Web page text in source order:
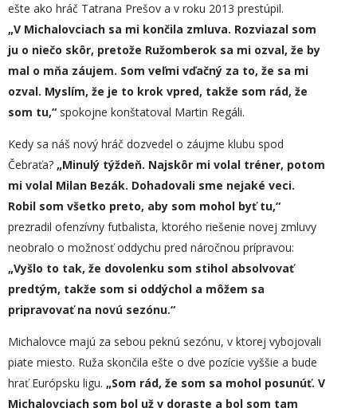
ešte ako hráč Tatrana Prešov a v roku 2013 prestúpil.
„V Michalovciach sa mi končila zmluva. Rozviazal som
ju o niečo skôr, pretože Ružomberok sa mi ozval, že by
mal o mňa záujem. Som veľmi vďačný za to, že sa mi
ozval. Myslím, že je to krok vpred, takže som rád, že
som tu,“ spokojne konštatoval Martin Regáli.
Kedy sa náš nový hráč dozvedel o záujme klubu spod
Čebraťa? „Minulý týždeň. Najskôr mi volal tréner, potom
mi volal Milan Bezák. Dohadovali sme nejaké veci.
Robil som všetko preto, aby som mohol byť tu,“
prezradil ofenzívny futbalista, ktorého riešenie novej zmluvy
neobralo o možnosť oddychu pred náročnou prípravou:
„Vyšlo to tak, že dovolenku som stihol absolvovať
predtým, takže som si oddýchol a môžem sa
pripravovať na novú sezónu.“
Michalovce majú za sebou peknú sezónu, v ktorej vybojovali
piate miesto. Ruža skončila ešte o dve pozície vyššie a bude
hrať Európsku ligu. „Som rád, že som sa mohol posunúť. V
Michalovciach som bol už v doraste a bol som tam